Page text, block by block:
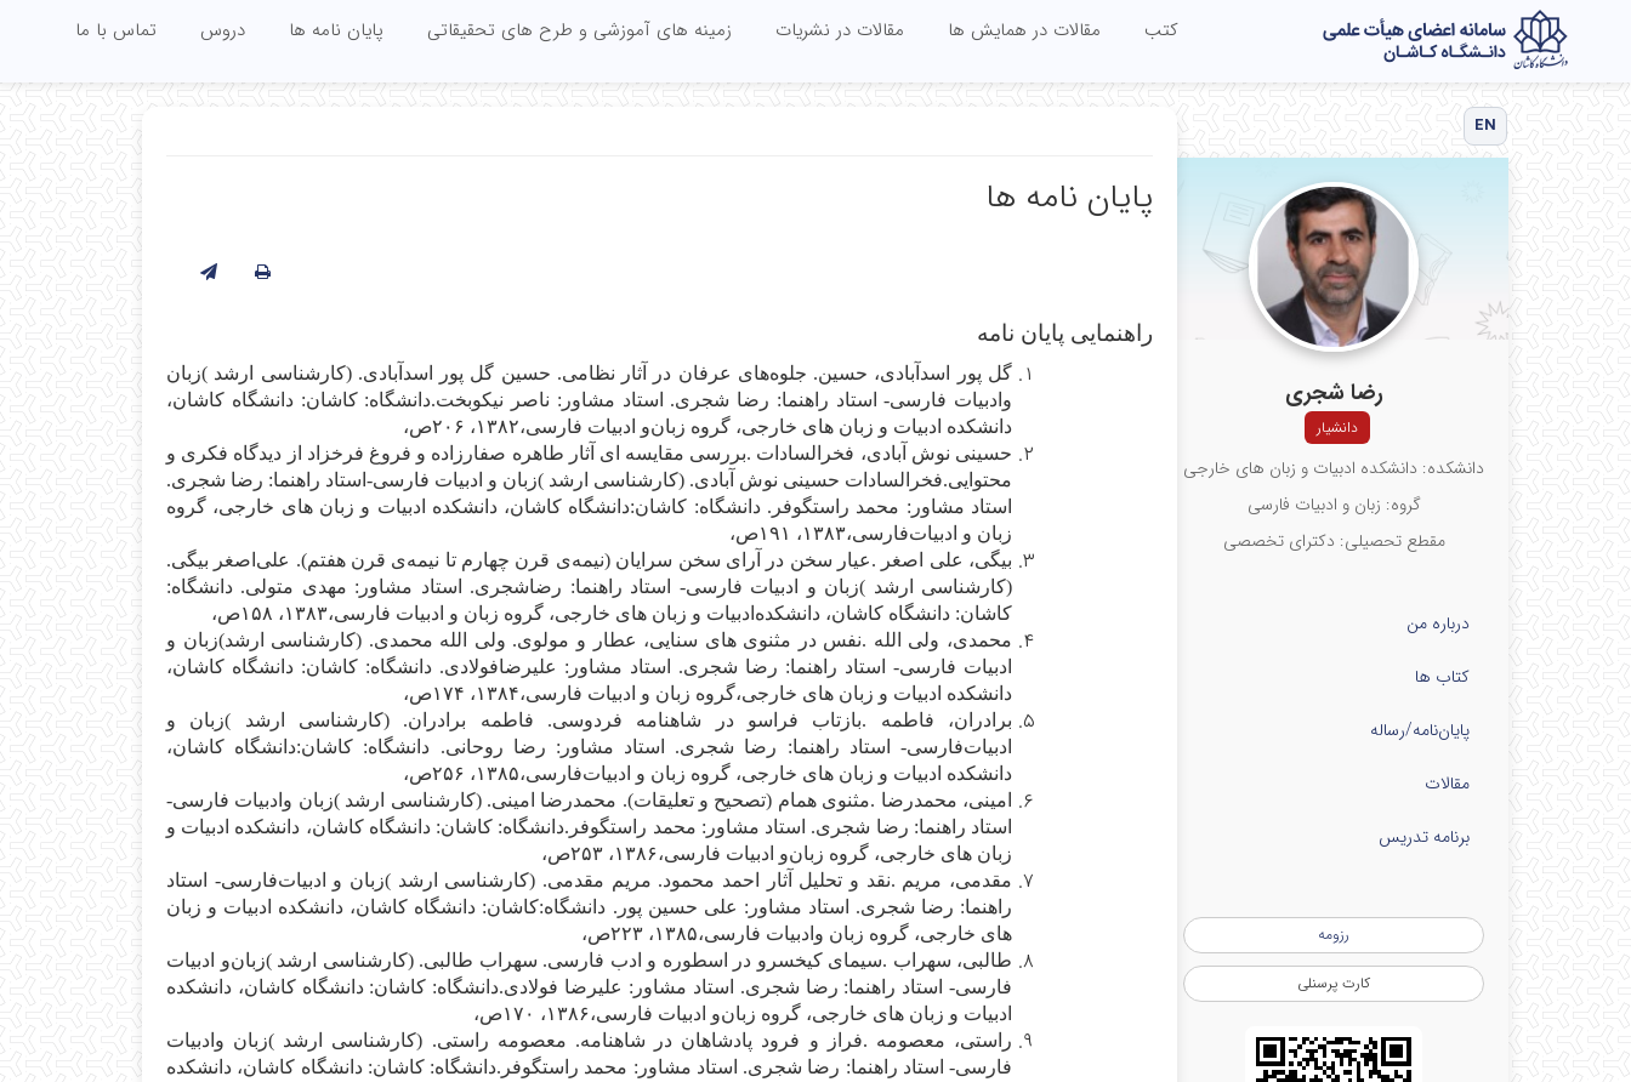
کتب مقالات در همایش ها مقالات در نشریات زمینه های آموزشی و طرح های تحقیقاتی پایان نامه ها دروس تماس با ما
EN
رضا شجری
دانشیار
دانشکده: دانشکده ادبیات و زبان های خارجی
گروه: زبان و ادبیات فارسی
مقطع تحصیلی: دکترای تخصصی
درباره من
کتاب ها
پایان‌نامه‌/رساله
مقالات
برنامه تدریس
رزومه
کارت پرسنلی
پایان نامه ها
راهنمایی پایان نامه
گ‍ل‌ پ‍ور اس‍دآب‍ادی‌، ح‍س‍ی‍ن‌. ج‍ل‍وه‌ه‍ای‌ ع‍رف‍ان‌ در آث‍ار ن‍ظام‍ی‌. ح‍س‍ی‍ن‌ گ‍ل‌ پ‍ور اس‍دآب‍ادی‌. (ک‍ارش‍ن‍اس‍ی‌ ارش‍د )زب‍ان‌
وادب‍ی‍ات‌ ف‍ارس‍ی‌- اس‍ت‍اد راه‍ن‍م‍ا: رض‍ا ش‍ج‍ری‌. اس‍ت‍اد م‍ش‍اور: ن‍اص‍ر ن‍ی‍ک‍وب‍خ‍ت‌.دان‍ش‍گ‍اه‌: ک‍اش‍ان‌: دان‍ش‍گ‍اه‌ ک‍اش‍ان‌،
دان‍ش‍ک‍ده‌ ادب‍ی‍ات‌ و زب‍ان‌ ه‍ای‌ خ‍ارج‍ی‌، گ‍روه‌ زب‍ان‌و ادب‍ی‍ات‌ ف‍ارس‍ی‌،۱۳۸۲، ۲۰۶ص‌،
ح‍س‍ی‍ن‍ی‌ ن‍وش‌ آب‍ادی‌، ف‍خ‍رال‍س‍ادات‌ .ب‍ررس‍ی‌ م‍ق‍ای‍س‍ه‌ ای‌ آث‍ار طاه‍ره‌ ص‍ف‍ارزاده‌ و ف‍روغ‌ ف‍رخ‍زاد از دی‍دگ‍اه‌ ف‍ک‍ری‌ و
م‍ح‍ت‍وای‍ی‌.ف‍خ‍رال‍س‍ادات‌ ح‍س‍ی‍ن‍ی‌ ن‍وش‌ آب‍ادی‌. (ک‍ارش‍ن‍اس‍ی‌ ارش‍د )زب‍ان‌ و ادب‍ی‍ات‌ ف‍ارس‍ی‌-اس‍ت‍اد راه‍ن‍م‍ا: رض‍ا ش‍ج‍ری‌.
اس‍ت‍اد م‍ش‍اور: م‍ح‍م‍د راس‍ت‍گ‍وف‍ر. دان‍ش‍گ‍اه‌: ک‍اش‍ان‌:دان‍ش‍گ‍اه‌ ک‍اش‍ان‌، دان‍ش‍ک‍ده‌ ادب‍ی‍ات‌ و زب‍ان‌ ه‍ای‌ خ‍ارج‍ی‌، گ‍روه‌
زب‍ان‌ و ادب‍ی‍ات‌ف‍ارس‍ی‌،۱۳۸۳، ۱۹۱ص‌،
ب‍ی‍گ‍ی‌، ع‍ل‍ی‌ اص‍غ‍ر .ع‍ی‍ار س‍خ‍ن‌ در آرای‌ س‍خ‍ن‌ س‍رای‍ان‌ (ن‍ی‍م‍ه‌ی‌ ق‍رن‌ چ‍ه‍ارم‌ ت‍ا ن‍ی‍م‍ه‌ی‌ ق‍رن‌ ه‍ف‍ت‍م‌). ع‍ل‍ی‌اص‍غ‍ر ب‍ی‍گ‍ی‌.
(ک‍ارش‍ن‍اس‍ی‌ ارش‍د )زب‍ان‌ و ادب‍ی‍ات‌ ف‍ارس‍ی‌- اس‍ت‍اد راه‍ن‍م‍ا: رض‍اش‍ج‍ری‌. اس‍ت‍اد م‍ش‍اور: م‍ه‍دی‌ م‍ت‍ول‍ی‌. دان‍ش‍گ‍اه‌:
ک‍اش‍ان‌: دان‍ش‍گ‍اه‌ ک‍اش‍ان‌، دان‍ش‍ک‍ده‌ادب‍ی‍ات‌ و زب‍ان‌ ه‍ای‌ خ‍ارج‍ی‌، گ‍روه‌ زب‍ان‌ و ادب‍ی‍ات‌ ف‍ارس‍ی‌،۱۳۸۳، ۱۵۸ص‌،
م‍ح‍م‍دی‌، ول‍ی‌ ال‍ل‍ه‌ .ن‍ف‍س‌ در م‍ث‍ن‍وی‌ ه‍ای‌ س‍ن‍ای‍ی‌، ع‍طار و م‍ول‍وی‌. ول‍ی‌ ال‍ل‍ه‌ م‍ح‍م‍دی‌. (ک‍ارش‍ن‍اس‍ی‌ ارش‍د)زب‍ان‌ و
ادب‍ی‍ات‌ ف‍ارس‍ی‌- اس‍ت‍اد راه‍ن‍م‍ا: رض‍ا ش‍ج‍ری‌. اس‍ت‍اد م‍ش‍اور: ع‍ل‍ی‍رض‍اف‍ولادی‌. دان‍ش‍گ‍اه‌: ک‍اش‍ان‌: دان‍ش‍گ‍اه‌ ک‍اش‍ان‌،
دان‍ش‍ک‍ده‌ ادب‍ی‍ات‌ و زب‍ان‌ ه‍ای‌ خ‍ارج‍ی‌،گ‍روه‌ زب‍ان‌ و ادب‍ی‍ات‌ ف‍ارس‍ی‌،۱۳۸۴، ۱۷۴ص‌،
ب‍رادران‌، ف‍اطم‍ه‌ .ب‍ازت‍اب‌ ف‍راس‍و در ش‍اه‍ن‍ام‍ه‌ ف‍ردوس‍ی‌. ف‍اطم‍ه‌ ب‍رادران‌. (ک‍ارش‍ن‍اس‍ی‌ ارش‍د )زب‍ان‌ و
ادب‍ی‍ات‌ف‍ارس‍ی‌- اس‍ت‍اد راه‍ن‍م‍ا: رض‍ا ش‍ج‍ری‌. اس‍ت‍اد م‍ش‍اور: رض‍ا روح‍ان‍ی‌. دان‍ش‍گ‍اه‌: ک‍اش‍ان‌:دان‍ش‍گ‍اه‌ ک‍اش‍ان‌،
دان‍ش‍ک‍ده‌ ادب‍ی‍ات‌ و زب‍ان‌ ه‍ای‌ خ‍ارج‍ی‌، گ‍روه‌ زب‍ان‌ و ادب‍ی‍ات‌ف‍ارس‍ی‌،۱۳۸۵، ۲۵۶ص‌،
ام‍ی‍ن‍ی‌، م‍ح‍م‍درض‍ا .م‍ث‍ن‍وی‌ ه‍م‍ام‌ (ت‍ص‍ح‍ی‍ح‌ و ت‍ع‍ل‍ی‍ق‍ات‌). م‍ح‍م‍درض‍ا ام‍ی‍ن‍ی‌. (ک‍ارش‍ن‍اس‍ی‌ ارش‍د )زب‍ان‌ وادب‍ی‍ات‌ ف‍ارس‍ی‌-
اس‍ت‍اد راه‍ن‍م‍ا: رض‍ا ش‍ج‍ری‌. اس‍ت‍اد م‍ش‍اور: م‍ح‍م‍د راس‍ت‍گ‍وف‍ر.دان‍ش‍گ‍اه‌: ک‍اش‍ان‌: دان‍ش‍گ‍اه‌ ک‍اش‍ان‌، دان‍ش‍ک‍ده‌ ادب‍ی‍ات‌ و
زب‍ان‌ ه‍ای‌ خ‍ارج‍ی‌، گ‍روه‌ زب‍ان‌و ادب‍ی‍ات‌ ف‍ارس‍ی‌،۱۳۸۶، ۲۵۳ص‌،
م‍ق‍دم‍ی‌، م‍ری‍م‌ .ن‍ق‍د و ت‍ح‍ل‍ی‍ل‌ آث‍ار اح‍م‍د م‍ح‍م‍ود. م‍ری‍م‌ م‍ق‍دم‍ی‌. (ک‍ارش‍ن‍اس‍ی‌ ارش‍د )زب‍ان‌ و ادب‍ی‍ات‌ف‍ارس‍ی‌- اس‍ت‍اد
راه‍ن‍م‍ا: رض‍ا ش‍ج‍ری‌. اس‍ت‍اد م‍ش‍اور: ع‍ل‍ی‌ ح‍س‍ی‍ن‌ پ‍ور. دان‍ش‍گ‍اه‌:ک‍اش‍ان‌: دان‍ش‍گ‍اه‌ ک‍اش‍ان‌، دان‍ش‍ک‍ده‌ ادب‍ی‍ات‌ و زب‍ان‌
ه‍ای‌ خ‍ارج‍ی‌، گ‍روه‌ زب‍ان‌ وادب‍ی‍ات‌ ف‍ارس‍ی‌،۱۳۸۵، ۲۲۳ص‌،
طال‍ب‍ی‌، س‍ه‍راب‌ .س‍ی‍م‍ای‌ ک‍ی‍خ‍س‍رو در اس‍طوره‌ و ادب‌ ف‍ارس‍ی‌. س‍ه‍راب‌ طال‍ب‍ی‌. (ک‍ارش‍ن‍اس‍ی‌ ارش‍د )زب‍ان‌و ادب‍ی‍ات‌
ف‍ارس‍ی‌- اس‍ت‍اد راه‍ن‍م‍ا: رض‍ا ش‍ج‍ری‌. اس‍ت‍اد م‍ش‍اور: ع‍ل‍ی‍رض‍ا ف‍ولادی‌.دان‍ش‍گ‍اه‌: ک‍اش‍ان‌: دان‍ش‍گ‍اه‌ ک‍اش‍ان‌، دان‍ش‍ک‍ده‌
ادب‍ی‍ات‌ و زب‍ان‌ ه‍ای‌ خ‍ارج‍ی‌، گ‍روه‌ زب‍ان‌و ادب‍ی‍ات‌ ف‍ارس‍ی‌،۱۳۸۶، ۱۷۰ص‌،
راس‍ت‍ی‌، م‍ع‍ص‍وم‍ه‌ .ف‍راز و ف‍رود پ‍ادش‍اه‍ان‌ در ش‍اه‍ن‍ام‍ه‌. م‍ع‍ص‍وم‍ه‌ راس‍ت‍ی‌. (ک‍ارش‍ن‍اس‍ی‌ ارش‍د )زب‍ان‌ وادب‍ی‍ات‌
ف‍ارس‍ی‌- اس‍ت‍اد راه‍ن‍م‍ا: رض‍ا ش‍ج‍ری‌. اس‍ت‍اد م‍ش‍اور: م‍ح‍م‍د راس‍ت‍گ‍وف‍ر.دان‍ش‍گ‍اه‌: ک‍اش‍ان‌: دان‍ش‍گ‍اه‌ ک‍اش‍ان‌، دان‍ش‍ک‍ده‌